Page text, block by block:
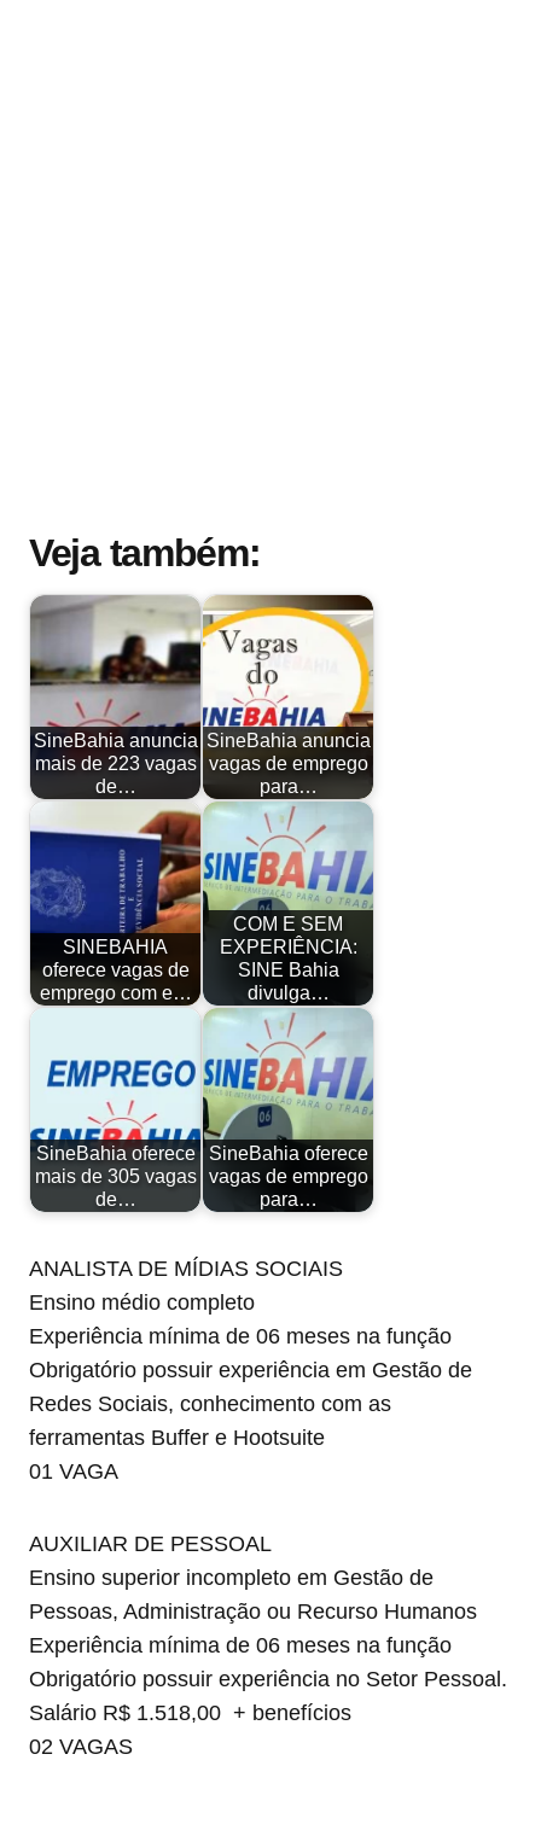
Veja também:
SineBahia anuncia
mais de 223 vagas
de…
SineBahia anuncia
vagas de emprego
para…
SINEBAHIA
oferece vagas de
emprego com e…
COM E SEM
EXPERIÊNCIA:
SINE Bahia
divulga…
SineBahia oferece
mais de 305 vagas
de…
SineBahia oferece
vagas de emprego
para…
ANALISTA DE MÍDIAS SOCIAIS
Ensino médio completo
Experiência mínima de 06 meses na função
Obrigatório possuir experiência em Gestão de
Redes Sociais, conhecimento com as
ferramentas Buffer e Hootsuite
01 VAGA
AUXILIAR DE PESSOAL
Ensino superior incompleto em Gestão de
Pessoas, Administração ou Recurso Humanos
Experiência mínima de 06 meses na função
Obrigatório possuir experiência no Setor Pessoal.
Salário R$ 1.518,00 + benefícios
02 VAGAS